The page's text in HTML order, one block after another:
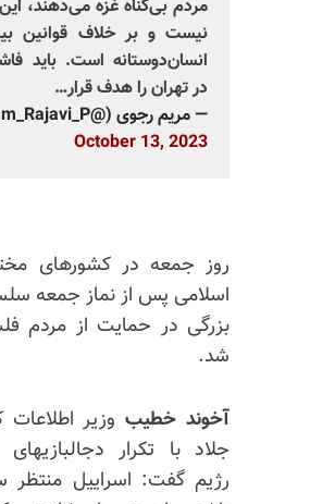
مردم بی‌گناه غزه می‌دهند،
نيست و بر خلاف قوانين
انسان‌دوستانه است. بايد
در تهران را هدف قرار…
— مریم رجوی (@Maryam_Rajavi_P)
October 13, 2023
روز جمعه در کشورهای
اسلامی پس از نماز جمعه
بزرگی در حمایت از مردم
شد.
آخوند خطیب وزیر اطلاعات
جلاد با تکرار دجالبازیهای
رژیم گفت: اسراییل منتظر